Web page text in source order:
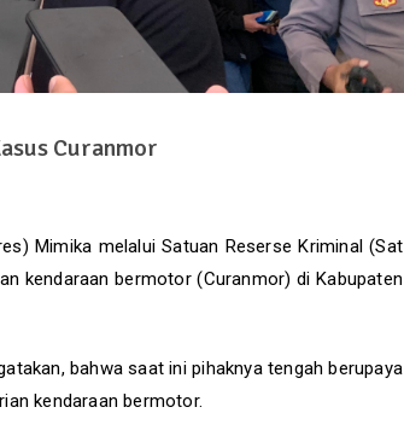
Curanmor
Mimika melalui Satuan Reserse Kriminal (Sat
kendaraan bermotor (Curanmor) di Kabupaten
bahwa saat ini pihaknya tengah berupaya
kendaraan bermotor.